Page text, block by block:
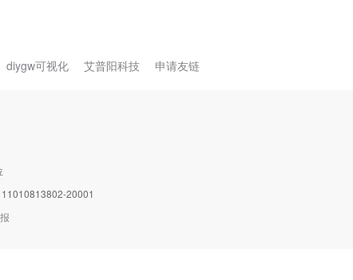
diygw可视化 艾普阳科技 申请友链
20001